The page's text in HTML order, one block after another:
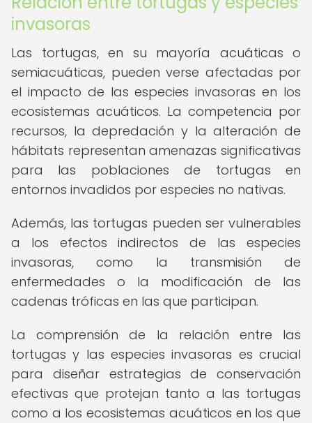
invasoras
Las tortugas, en su mayoría acuáticas o
semiacuáticas, pueden verse afectadas por
el impacto de las especies invasoras en los
ecosistemas acuáticos. La competencia por
recursos, la depredación y la alteración de
hábitats representan amenazas significativas
para las poblaciones de tortugas en
entornos invadidos por especies no nativas.
Además, las tortugas pueden ser vulnerables
a los efectos indirectos de las especies
invasoras, como la transmisión de
enfermedades o la modificación de las
cadenas tróficas en las que participan.
La comprensión de la relación entre las
tortugas y las especies invasoras es crucial
para diseñar estrategias de conservación
efectivas que protejan tanto a las tortugas
como a los ecosistemas acuáticos en los que